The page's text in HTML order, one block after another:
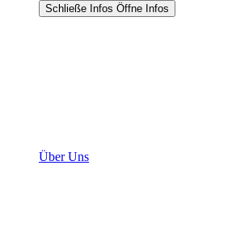
Schließe Infos Öffne Infos
Über Uns